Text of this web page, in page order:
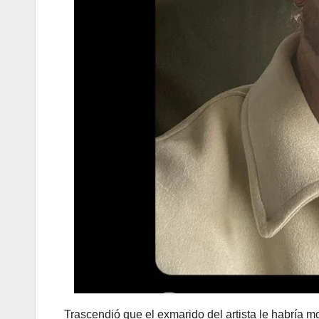
Trascendió que el exmarido del artista le habría